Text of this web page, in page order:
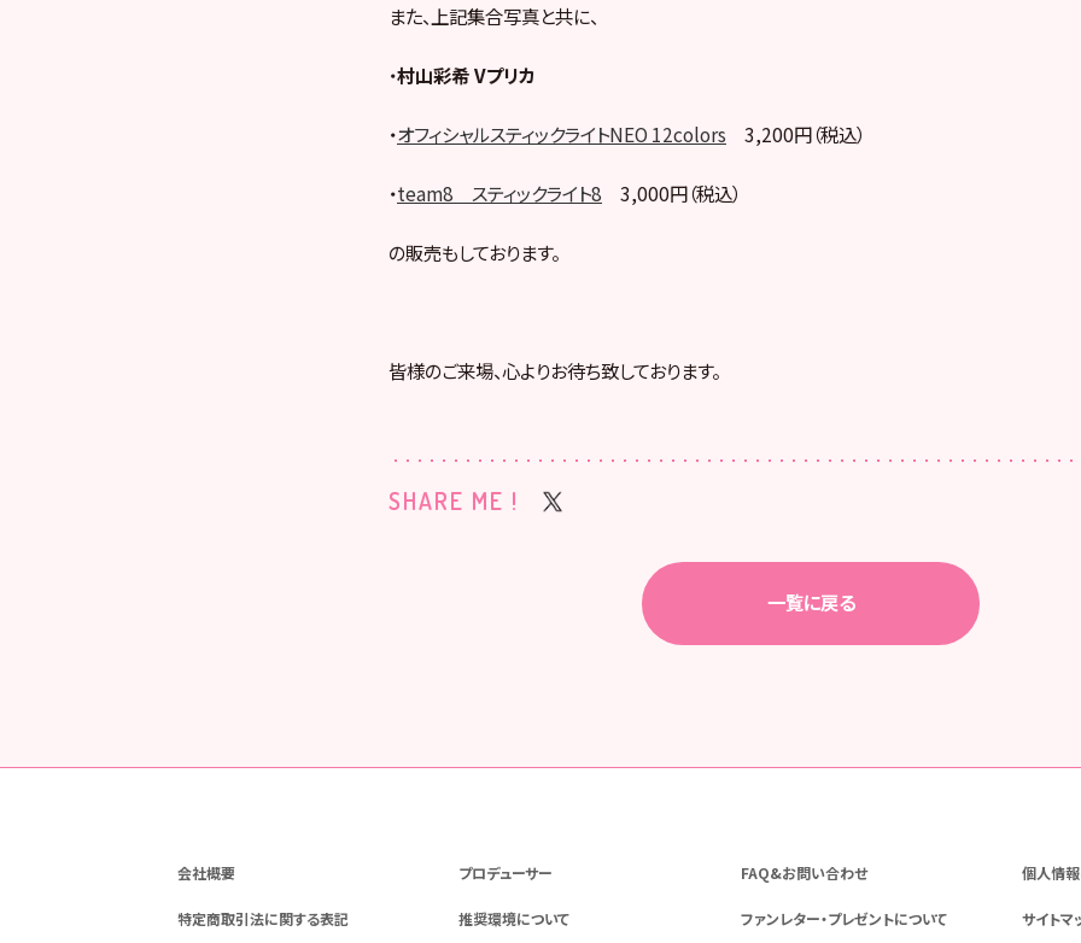
また、上記集合写真と共に、
・村山彩希 Vプリカ
・オフィシャルスティックライトNEO 12colors 3,200円（税込）
・team8 スティックライト8 3,000円（税込）
の販売もしております。
皆様のご来場、心よりお待ち致しております。
SHARE ME !
一覧に戻る
会社概要 プロデューサー FAQ&お問い合わせ 個人情
特定商取引法に関する表記 推奨環境について ファンレター・プレゼントについて サイトマ